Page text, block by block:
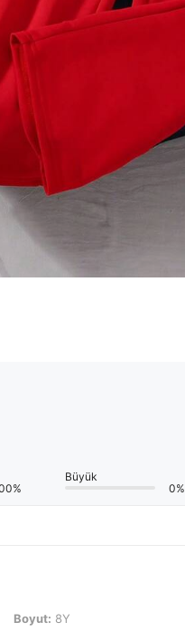
Büyük
0%
Boyut: 8Y